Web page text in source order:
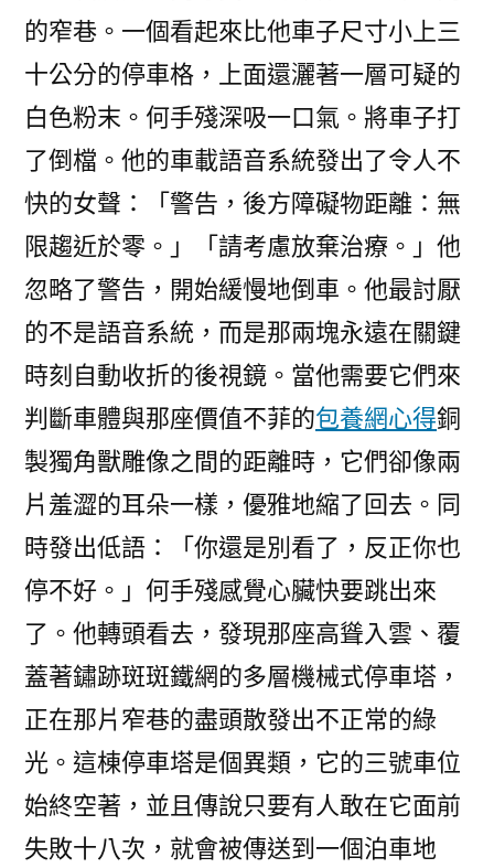
的窄巷。一個看起來比他車子尺寸小上三
十公分的停車格，上面還灑著一層可疑的
白色粉末。何手殘深吸一口氣。將車子打
了倒檔。他的車載語音系統發出了令人不
快的女聲：「警告，後方障礙物距離：無
限趨近於零。」「請考慮放棄治療。」他
忽略了警告，開始緩慢地倒車。他最討厭
的不是語音系統，而是那兩塊永遠在關鍵
時刻自動收折的後視鏡。當他需要它們來
判斷車體與那座價值不菲的包養網心得銅
製獨角獸雕像之間的距離時，它們卻像兩
片羞澀的耳朵一樣，優雅地縮了回去。同
時發出低語：「你還是別看了，反正你也
停不好。」何手殘感覺心臟快要跳出來
了。他轉頭看去，發現那座高聳入雲、覆
蓋著鏽跡斑斑鐵網的多層機械式停車塔，
正在那片窄巷的盡頭散發出不正常的綠
光。這棟停車塔是個異類，它的三號車位
始終空著，並且傳說只要有人敢在它面前
失敗十八次，就會被傳送到一個泊車地